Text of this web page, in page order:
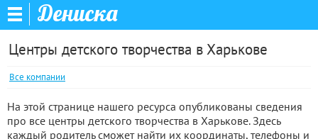
Дениска
Центры детского творчества в Харькове
Все компании
На этой странице нашего ресурса опубликованы сведения
про все центры детского творчества в Харькове. Здесь
каждый родитель сможет найти их координаты, телефоны и